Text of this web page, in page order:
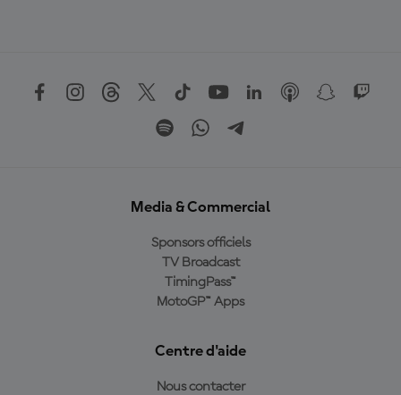
Media & Commercial
Sponsors officiels
TV Broadcast
TimingPass™
MotoGP™ Apps
Centre d'aide
Nous contacter